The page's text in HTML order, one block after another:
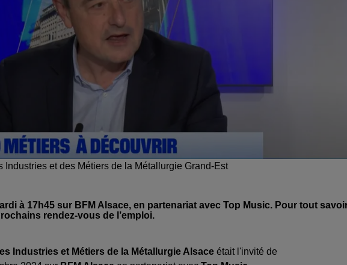
et des Métiers de la Métallurgie Grand-Est
à 17h45 sur BFM Alsace, en partenariat avec Top Music. Pour tout
rendez-vous de l’emploi.
Industries et Métiers de la Métallurgie Alsace était l'invité de